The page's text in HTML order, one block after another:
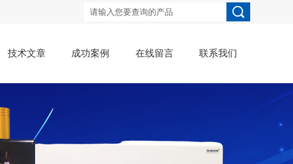
技术文章 成功案例 在线留言 联系我们